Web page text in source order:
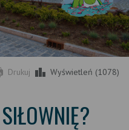
Drukuj Wyświetleń (1078)